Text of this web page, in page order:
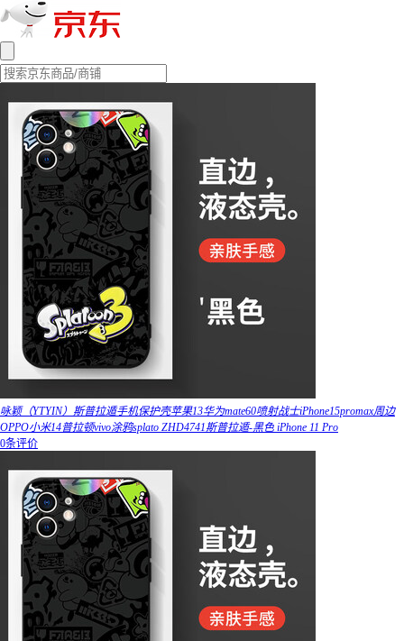
咏颖（YTYIN）斯普拉遁手机保护壳苹果13华为mate60喷射战士iPhone15promax周边
OPPO小米14普拉顿vivo涂鸦splato ZHD4741斯普拉遁-黑色 iPhone 11 Pro
0条评价